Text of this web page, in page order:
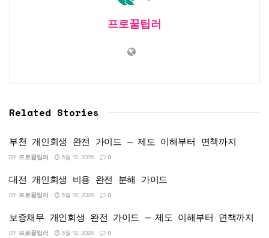
프로꿀팁러
Related Stories
부천 개인회생 완전 가이드 — 제도 이해부터 면책까지
BY 프로꿀팁러 5월 12, 2026 0
대전 개인회생 비용 완전 분해 가이드
BY 프로꿀팁러 5월 12, 2026 0
보증채무 개인회생 완전 가이드 — 제도 이해부터 면책까지
BY 프로꿀팁러 5월 12, 2026 0